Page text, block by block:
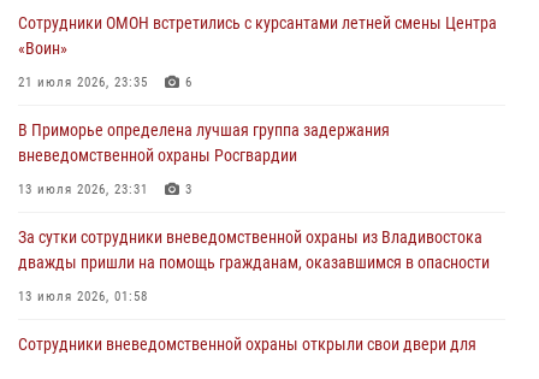
28 июля 2026, 05:39
В Международный День тигра на открытии III семейных
службе
27 июля 2026, 02:30
Сотрудники ОМОН встретились с курсантами летней смены Центра
«Воин»
21 июля 2026, 23:35 6
В Приморье определена лучшая группа задержания
вневедомственной охраны Росгвардии
13 июля 2026, 23:31 3
За сутки сотрудники вневедомственной охраны из Владивостока
дважды пришли на помощь гражданам, оказавшимся в опасности
13 июля 2026, 01:58
Сотрудники вневедомственной охраны открыли свои двери для